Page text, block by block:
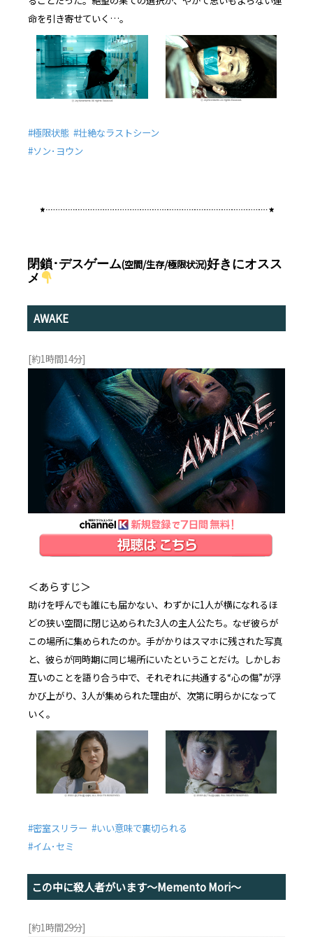
命を引き寄せていく…。
#極限状態 #壮絶なラストシーン
#ソン･ヨウン
閉鎖･デスゲーム(空間/生存/極限状況)好きにオスス
メ
AWAKE
[約1時間14分]
＜あらすじ＞
助けを呼んでも誰にも届かない、わずかに1人が横になれるほ
どの狭い空間に閉じ込められた3人の主人公たち。なぜ彼らが
この場所に集められたのか。手がかりはスマホに残された写真
と、彼らが同時期に同じ場所にいたということだけ。しかしお
互いのことを語り合う中で、それぞれに共通する“心の傷”が浮
かび上がり、3人が集められた理由が、次第に明らかになって
いく。
#密室スリラー #いい意味で裏切られる
#イム･セミ
この中に殺人者がいます～Memento Mori～
[約1時間29分]